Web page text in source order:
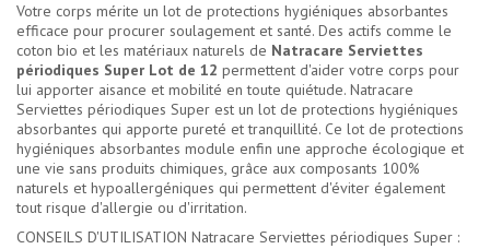
Votre corps mérite un lot de protections hygiéniques absorbantes
efficace pour procurer soulagement et santé. Des actifs comme le
coton bio et les matériaux naturels de Natracare Serviettes
périodiques Super Lot de 12 permettent d'aider votre corps pour
lui apporter aisance et mobilité en toute quiétude. Natracare
Serviettes périodiques Super est un lot de protections hygiéniques
absorbantes qui apporte pureté et tranquillité. Ce lot de protections
hygiéniques absorbantes module enfin une approche écologique et
une vie sans produits chimiques, grâce aux composants 100%
naturels et hypoallergéniques qui permettent d'éviter également
tout risque d'allergie ou d'irritation.
CONSEILS D'UTILISATION Natracare Serviettes périodiques Super :